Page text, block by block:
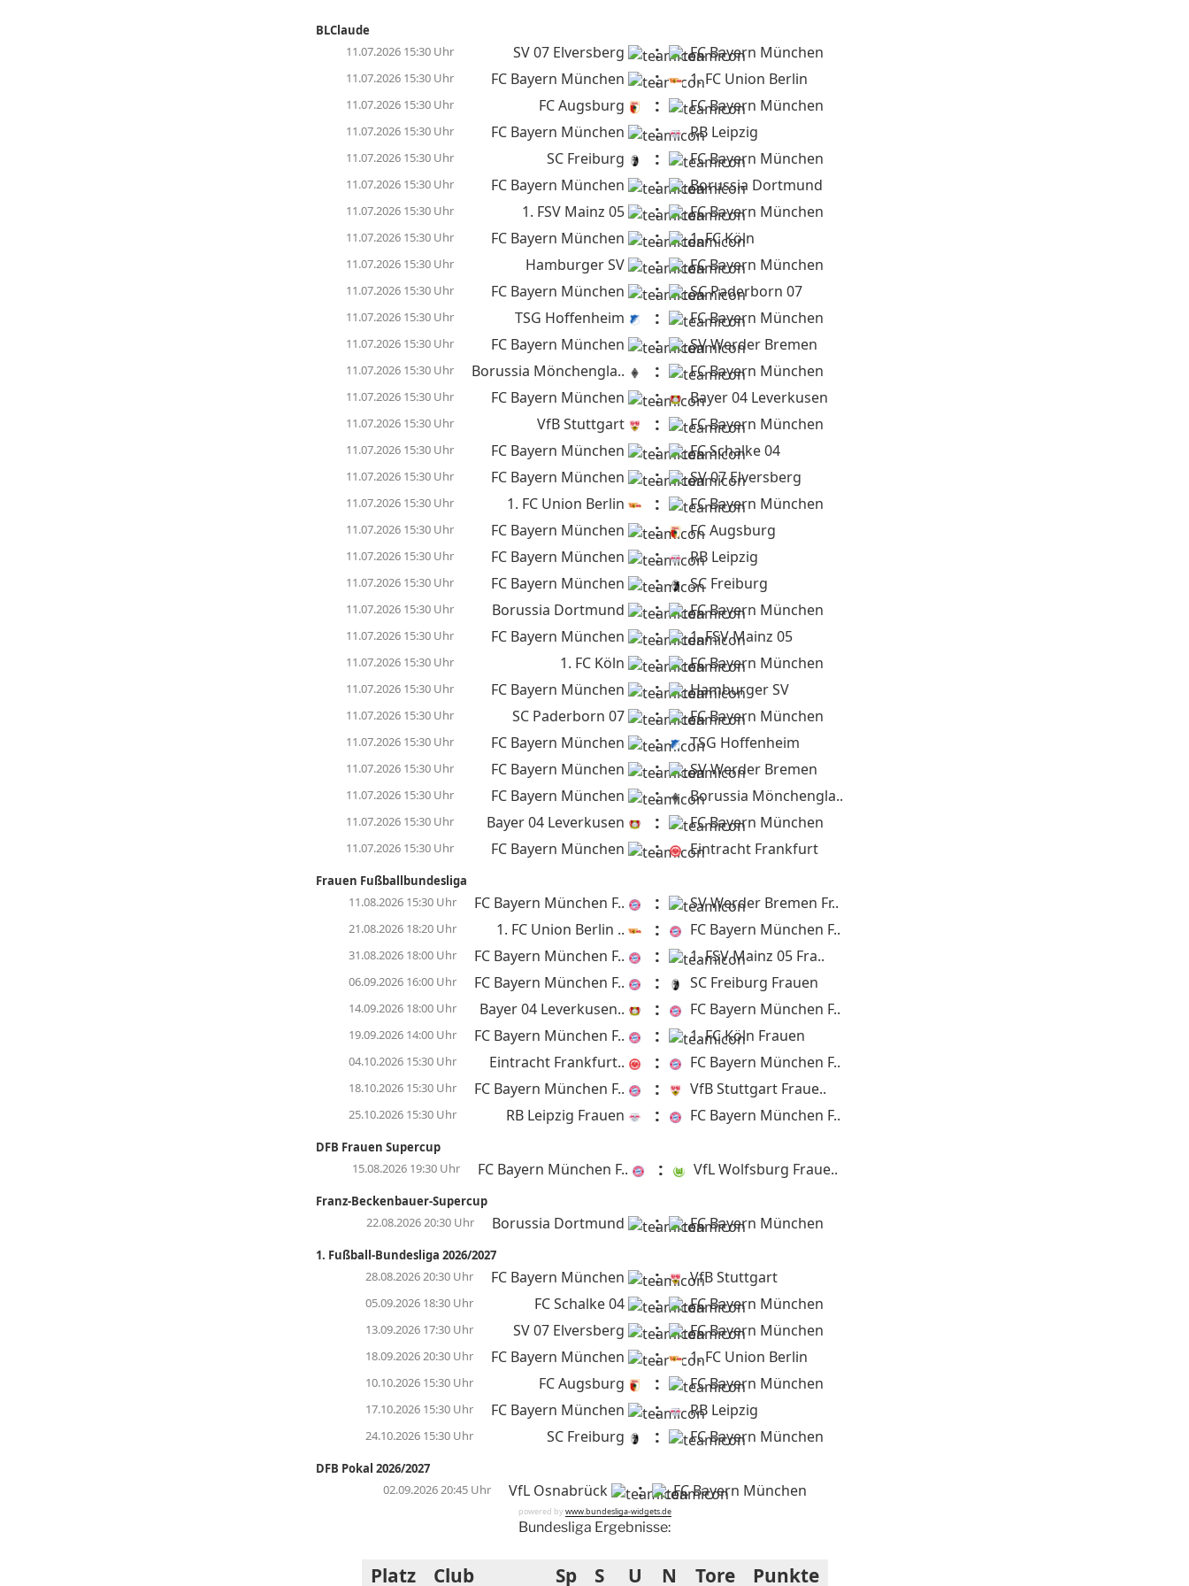
BLClaude
11.07.2026 15:30 Uhr
SV 07 Elversberg : FC Bayern München
11.07.2026 15:30 Uhr FC Bayern München : 1. FC Union Berlin
11.07.2026 15:30 Uhr FC Augsburg : FC Bayern München
11.07.2026 15:30 Uhr FC Bayern München : RB Leipzig
11.07.2026 15:30 Uhr SC Freiburg : FC Bayern München
11.07.2026 15:30 Uhr FC Bayern München : Borussia Dortmund
11.07.2026 15:30 Uhr 1. FSV Mainz 05 : FC Bayern München
11.07.2026 15:30 Uhr FC Bayern München : 1. FC Köln
11.07.2026 15:30 Uhr Hamburger SV : FC Bayern München
11.07.2026 15:30 Uhr FC Bayern München : SC Paderborn 07
11.07.2026 15:30 Uhr TSG Hoffenheim : FC Bayern München
11.07.2026 15:30 Uhr FC Bayern München : SV Werder Bremen
11.07.2026 15:30 Uhr Borussia Mönchengla.. : FC Bayern München
11.07.2026 15:30 Uhr FC Bayern München : Bayer 04 Leverkusen
11.07.2026 15:30 Uhr VfB Stuttgart : FC Bayern München
11.07.2026 15:30 Uhr FC Bayern München : FC Schalke 04
11.07.2026 15:30 Uhr FC Bayern München : SV 07 Elversberg
11.07.2026 15:30 Uhr 1. FC Union Berlin : FC Bayern München
11.07.2026 15:30 Uhr FC Bayern München : FC Augsburg
11.07.2026 15:30 Uhr FC Bayern München : RB Leipzig
11.07.2026 15:30 Uhr FC Bayern München : SC Freiburg
11.07.2026 15:30 Uhr Borussia Dortmund : FC Bayern München
11.07.2026 15:30 Uhr FC Bayern München : 1. FSV Mainz 05
11.07.2026 15:30 Uhr 1. FC Köln : FC Bayern München
11.07.2026 15:30 Uhr FC Bayern München : Hamburger SV
11.07.2026 15:30 Uhr SC Paderborn 07 : FC Bayern München
11.07.2026 15:30 Uhr FC Bayern München : TSG Hoffenheim
11.07.2026 15:30 Uhr FC Bayern München : SV Werder Bremen
11.07.2026 15:30 Uhr FC Bayern München : Borussia Mönchengla..
11.07.2026 15:30 Uhr Bayer 04 Leverkusen : FC Bayern München
11.07.2026 15:30 Uhr FC Bayern München : Eintracht Frankfurt
Frauen Fußballbundesliga
11.08.2026 15:30 Uhr
FC Bayern München F.. : SV Werder Bremen Fr..
21.08.2026 18:20 Uhr 1. FC Union Berlin .. : FC Bayern München F..
31.08.2026 18:00 Uhr FC Bayern München F.. : 1. FSV Mainz 05 Fra..
06.09.2026 16:00 Uhr FC Bayern München F.. : SC Freiburg Frauen
14.09.2026 18:00 Uhr Bayer 04 Leverkusen.. : FC Bayern München F..
19.09.2026 14:00 Uhr FC Bayern München F.. : 1. FC Köln Frauen
04.10.2026 15:30 Uhr Eintracht Frankfurt.. : FC Bayern München F..
18.10.2026 15:30 Uhr FC Bayern München F.. : VfB Stuttgart Fraue..
25.10.2026 15:30 Uhr RB Leipzig Frauen : FC Bayern München F..
DFB Frauen Supercup
15.08.2026 19:30 Uhr
FC Bayern München F.. : VfL Wolfsburg Fraue..
Franz-Beckenbauer-Supercup
22.08.2026 20:30 Uhr
Borussia Dortmund : FC Bayern München
1. Fußball-Bundesliga 2026/2027
28.08.2026 20:30 Uhr
FC Bayern München : VfB Stuttgart
05.09.2026 18:30 Uhr FC Schalke 04 : FC Bayern München
13.09.2026 17:30 Uhr SV 07 Elversberg : FC Bayern München
18.09.2026 20:30 Uhr FC Bayern München : 1. FC Union Berlin
10.10.2026 15:30 Uhr FC Augsburg : FC Bayern München
17.10.2026 15:30 Uhr FC Bayern München : RB Leipzig
24.10.2026 15:30 Uhr SC Freiburg : FC Bayern München
DFB Pokal 2026/2027
02.09.2026 20:45 Uhr
VfL Osnabrück : FC Bayern München
powered bywww.bundesliga-widgets.de
Bundesliga Ergebnisse:
Platz Club Sp S U N Tore Punkte